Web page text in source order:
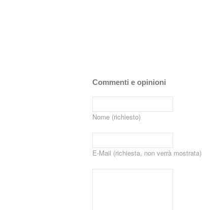
Commenti e opinioni
Nome (richiesto)
E-Mail (richiesta, non verrà mostrata)